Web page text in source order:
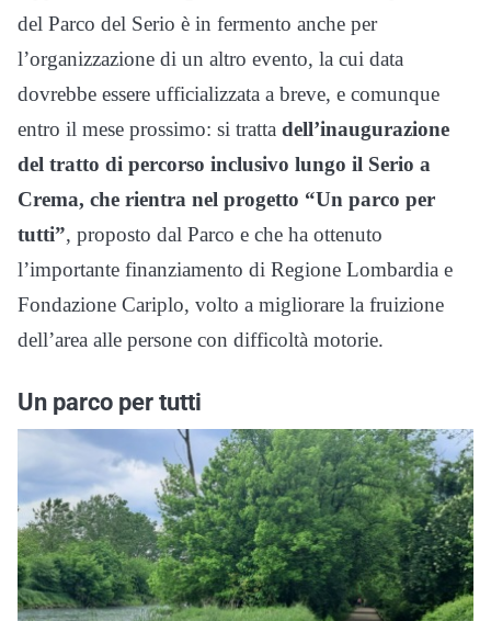
del Parco del Serio è in fermento anche per
l’organizzazione di un altro evento, la cui data
dovrebbe essere ufficializzata a breve, e comunque
entro il mese prossimo: si tratta dell’inaugurazione
del tratto di percorso inclusivo lungo il Serio a
Crema, che rientra nel progetto “Un parco per
tutti”, proposto dal Parco e che ha ottenuto
l’importante finanziamento di Regione Lombardia e
Fondazione Cariplo, volto a migliorare la fruizione
dell’area alle persone con difficoltà motorie.
Un parco per tutti